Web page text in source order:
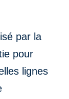
par la
pour
lignes